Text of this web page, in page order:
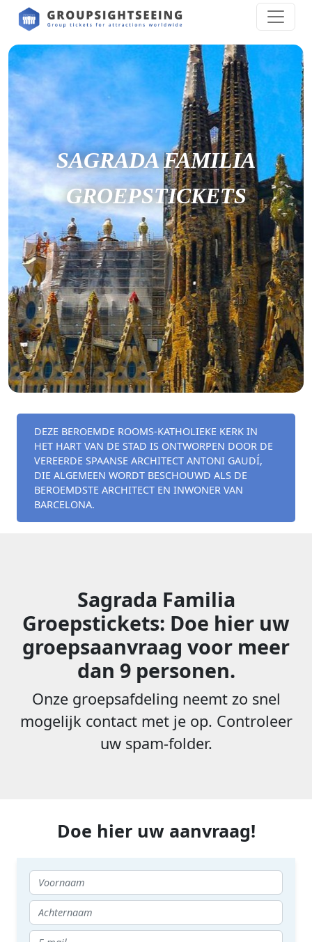
SAGRADA FAMILIA
GROEPSTICKETS
DEZE BEROEMDE ROOMS-KATHOLIEKE KERK IN
HET HART VAN DE STAD IS ONTWORPEN DOOR DE
VEREERDE SPAANSE ARCHITECT ANTONI GAUDÍ,
DIE ALGEMEEN WORDT BESCHOUWD ALS DE
BEROEMDSTE ARCHITECT EN INWONER VAN
BARCELONA.
Sagrada Familia
Groepstickets: Doe hier uw
groepsaanvraag voor meer
dan 9 personen.
Onze groepsafdeling neemt zo snel
mogelijk contact met je op. Controleer
uw spam-folder.
Doe hier uw aanvraag!